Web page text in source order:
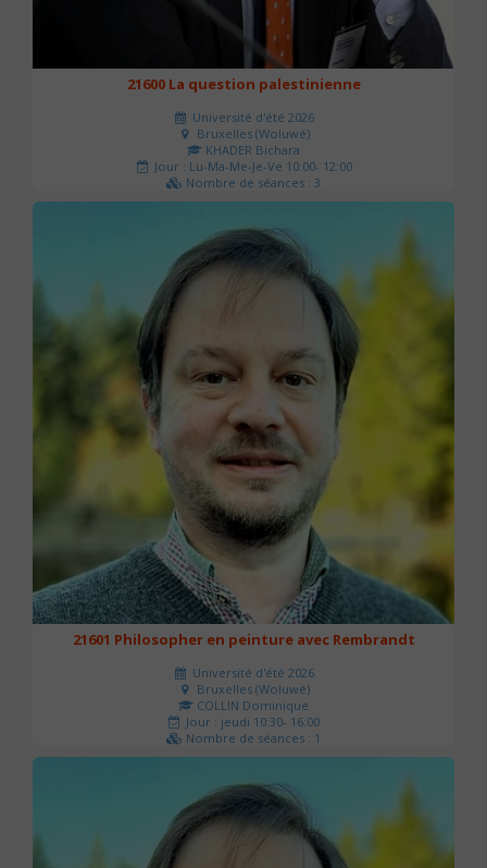
21600 La question palestinienne
Université d'été 2026
Bruxelles (Woluwé)
KHADER Bichara
Jour : Lu-Ma-Me-Je-Ve 10:00- 12:00
Nombre de séances : 3
63 €
21601 Philosopher en peinture avec Rembrandt
Université d'été 2026
Bruxelles (Woluwé)
COLLIN Dominique
Jour : jeudi 10:30- 16:00
Nombre de séances : 1
40 €